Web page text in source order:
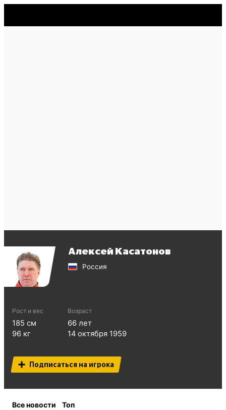
Алексей Касатонов
Россия
Рост и вес
185 см
96 кг
Возраст
66 лет
14 октября 1959
Подписаться на игрока
Все новости Топ